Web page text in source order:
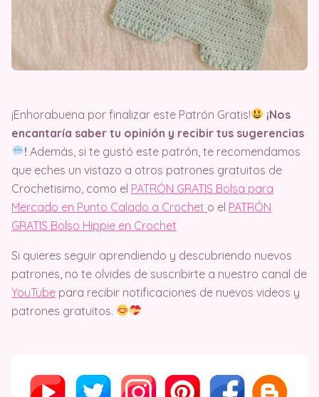
¡Enhorabuena por finalizar este Patrón Gratis!
¡Nos
encantaría saber tu opinión y recibir tus sugerencias
!Además, si te gustó este patrón, te recomendamos
que eches un vistazo a otros patrones gratuitos de
Crochetisimo, como el PATRÓN GRATIS Bolsa para
Mercado en Punto Calado a Crochet o el PATRÓN
GRATIS Bolso Hippie en Crochet
Si quieres seguir aprendiendo y descubriendo nuevos
patrones, no te olvides de suscribirte a nuestro canal de
YouTube para recibir notificaciones de nuevos videos y
patrones gratuitos.